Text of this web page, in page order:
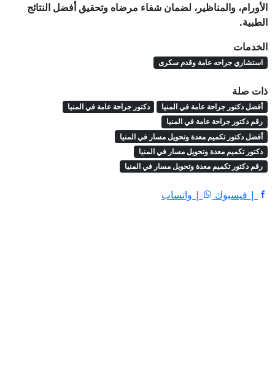
الأورام، والمناظير، لضمان شفاء مرضاه وتحقيق أفضل النتائج
الطبية.
الخدمات
استشاري جراحه عامة وقدم سكرى
ذات صلة
أفضل دكتور جراحة عامة في المنيا
دكتور جراحة عامة في المنيا
رقم دكتور جراحة عامة في المنيا
أفضل دكتور تكميم معدة وتحويل مسار في المنيا
دكتور تكميم معدة وتحويل مسار في المنيا
رقم دكتور تكميم معدة وتحويل مسار في المنيا
| فيسبوك | واتساب